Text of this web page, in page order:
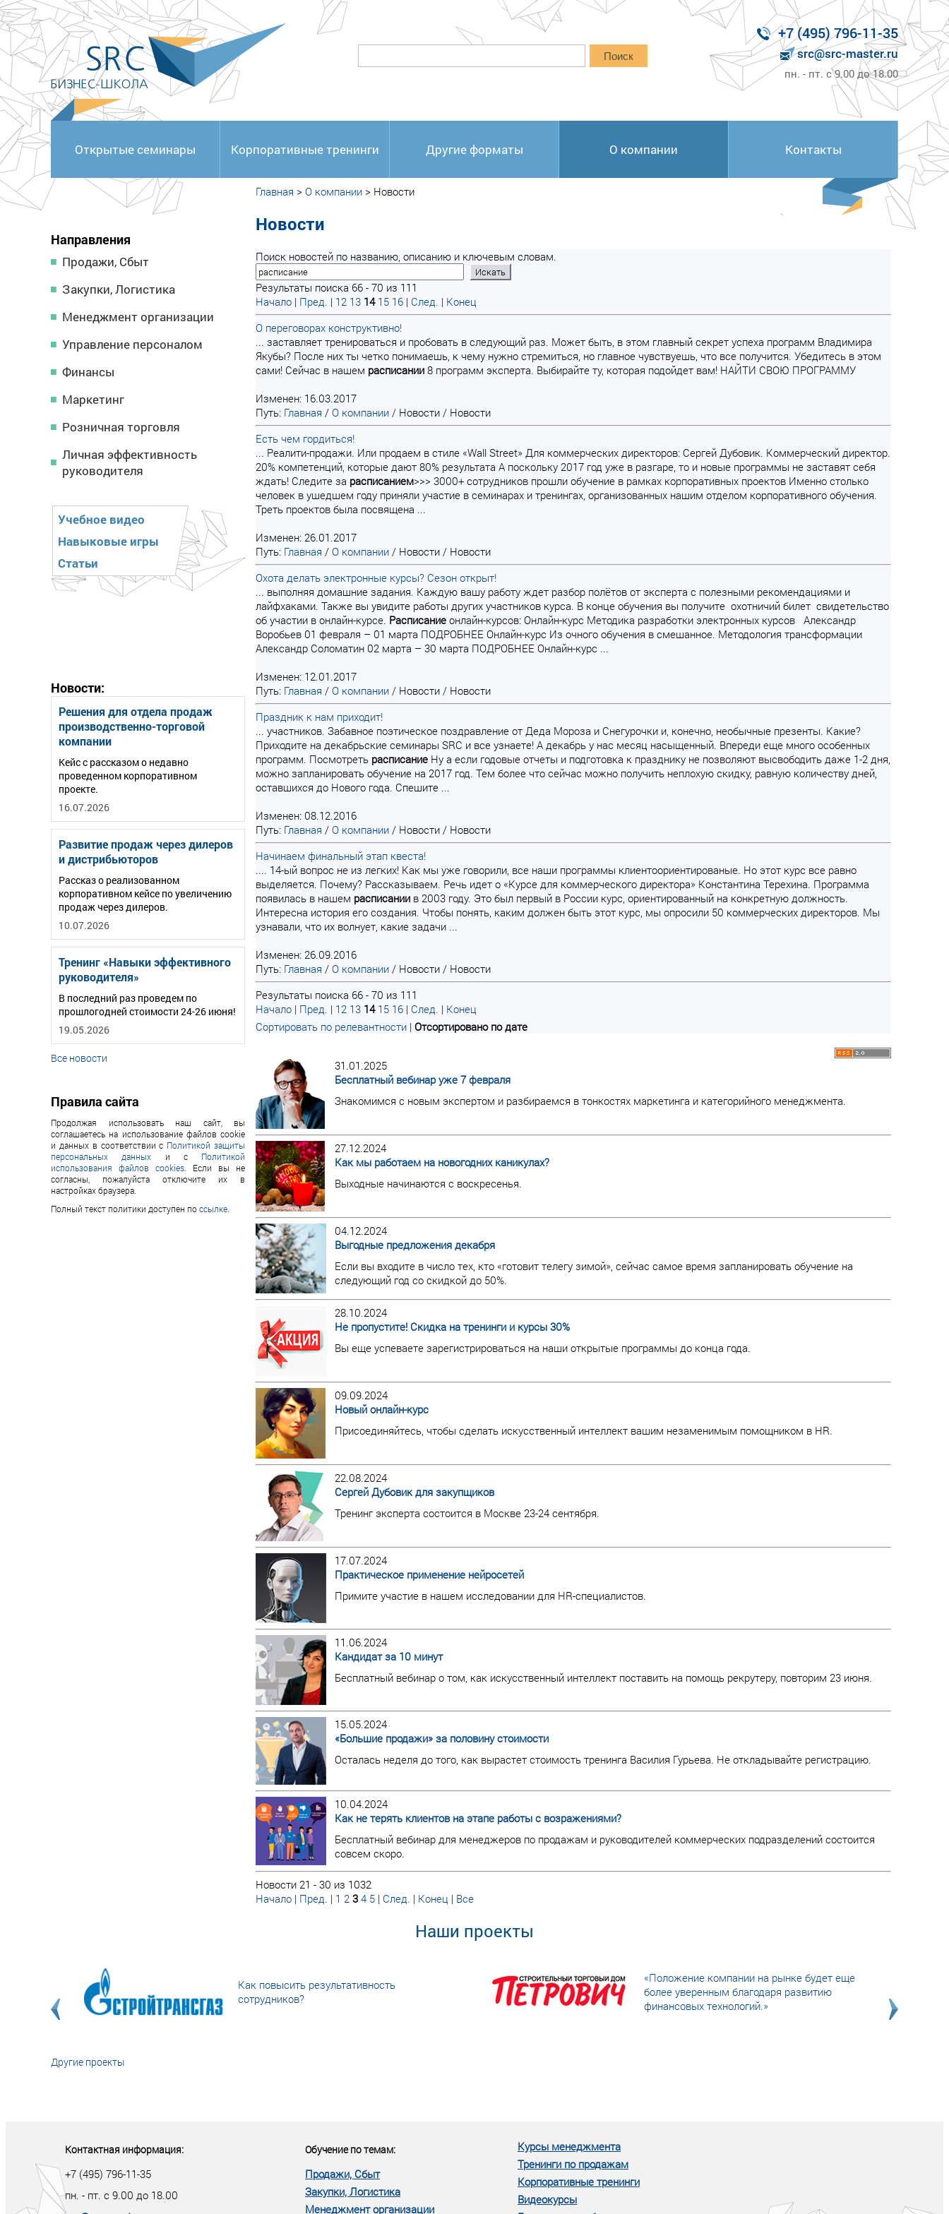
<
Поиск
+7 (495) 796-11-35
src@src-master.ru
пн. - пт. с 9.00 до 18.00
Открытые семинары Корпоративные тренинги Другие форматы О компании Контакты
Направления
Продажи, Сбыт
Закупки, Логистика
Менеджмент организации
Управление персоналом
Финансы
Маркетинг
Розничная торговля
Личная эффективность
руководителя
Учебное видео
Навыковые игры
Статьи
Новости:
Решения для отдела продаж
производственно-торговой
компании
Кейс с рассказом о недавно
проведенном корпоративном
проекте.
16.07.2026
Развитие продаж через дилеров
и дистрибьюторов
Рассказ о реализованном
корпоративном кейсе по увеличению
продаж через дилеров.
10.07.2026
Тренинг «Навыки эффективного
руководителя»
В последний раз проведем по
прошлогодней стоимости 24-26 июня!
19.05.2026
Все новости
Правила сайта
Продолжая использовать наш сайт, вы
соглашаетесь на использование файлов cookie
и данных в соответствии с Политикой защиты
персональных данных и с Политикой
использования файлов cookies . Если вы не
согласны, пожалуйста отключите их в
настройках браузера.
Полный текст политики доступен поссылке
Главная > О компании > Новости
Новости
Поиск новостей по названию, описанию и ключевым словам.
Результаты поиска 66 - 70 из 111
Начало | Пред. | 12 13 14 15 16 | След. | Конец
О переговорах конструктивно!
... заставляет тренироваться и пробовать в следующий раз. Может быть, в этом главный секрет успеха программ Владимира
Якубы? После них ты четко понимаешь, к чему нужно стремиться, но главное чувствуешь, что все получится. Убедитесь в этом
сами! Сейчас в нашем расписании 8 программ эксперта. Выбирайте ту, которая подойдет вам! НАЙТИ СВОЮ ПРОГРАММУ
Изменен: 16.03.2017
Путь: Главная / О компании / Новости / Новости
Есть чем гордиться!
... Реалити-продажи. Или продаем в стиле «Wall Street» Для коммерческих директоров: Сергей Дубовик. Коммерческий директор.
20% компетенций, которые дают 80% результата А поскольку 2017 год уже в разгаре, то и новые программы не заставят себя
ждать! Следите за расписанием>>> 3000+ сотрудников прошли обучение в рамках корпоративных проектов Именно столько
человек в ушедшем году приняли участие в семинарах и тренингах, организованных нашим отделом корпоративного обучения.
Треть проектов была посвящена ...
Изменен: 26.01.2017
Путь: Главная / О компании / Новости / Новости
Охота делать электронные курсы? Сезон открыт!
... выполняя домашние задания. Каждую вашу работу ждет разбор полётов от эксперта с полезными рекомендациями и
лайфхаками. Также вы увидите работы других участников курса. В конце обучения вы получите охотничий билет свидетельство
об участии в онлайн-курсе. Расписание онлайн-курсов: Онлайн-курс Методика разработки электронных курсов Александр
Воробьев 01 февраля – 01 марта ПОДРОБНЕЕ Онлайн-курс Из очного обучения в смешанное. Методология трансформации
Александр Соломатин 02 марта – 30 марта ПОДРОБНЕЕ Онлайн-курс ...
Изменен: 12.01.2017
Путь: Главная / О компании / Новости / Новости
Праздник к нам приходит!
... участников. Забавное поэтическое поздравление от Деда Мороза и Снегурочки и, конечно, необычные презенты. Какие?
Приходите на декабрьские семинары SRC и все узнаете! А декабрь у нас месяц насыщенный. Впереди еще много особенных
программ. Посмотреть расписание Ну а если годовые отчеты и подготовка к празднику не позволяют высвободить даже 1-2 дня,
можно запланировать обучение на 2017 год. Тем более что сейчас можно получить неплохую скидку, равную количеству дней,
оставшихся до Нового года. Спешите ...
Изменен: 08.12.2016
Путь: Главная / О компании / Новости / Новости
Начинаем финальный этап квеста!
.... 14-ый вопрос не из легких! Как мы уже говорили, все наши программы клиентоориентированые. Но этот курс все равно
выделяется. Почему? Рассказываем. Речь идет о «Курсе для коммерческого директора» Константина Терехина. Программа
появилась в нашем расписании в 2003 году. Это был первый в России курс, ориентированный на конкретную должность.
Интересна история его создания. Чтобы понять, каким должен быть этот курс, мы опросили 50 коммерческих директоров. Мы
узнавали, что их волнует, какие задачи ...
Изменен: 26.09.2016
Путь: Главная / О компании / Новости / Новости
Результаты поиска 66 - 70 из 111
Начало | Пред. | 12 13 14 15 16 | След. | Конец
Сортировать по релевантности | Отсортировано по дате
31.01.2025
Бесплатный вебинар уже 7 февраля
Знакомимся с новым экспертом и разбираемся в тонкостях маркетинга и категорийного менеджмента.
27.12.2024
Как мы работаем на новогодних каникулах?
Выходные начинаются с воскресенья.
04.12.2024
Выгодные предложения декабря
Если вы входите в число тех, кто «готовит телегу зимой», сейчас самое время запланировать обучение на
следующий год со скидкой до 50%.
28.10.2024
Не пропустите! Скидка на тренинги и курсы 30%
Вы еще успеваете зарегистрироваться на наши открытые программы до конца года.
09.09.2024
Новый онлайн-курс
Присоединяйтесь, чтобы сделать искусственный интеллект вашим незаменимым помощником в HR.
22.08.2024
Сергей Дубовик для закупщиков
Тренинг эксперта состоится в Москве 23-24 сентября.
17.07.2024
Практическое применение нейросетей
Примите участие в нашем исследовании для HR-специалистов.
11.06.2024
Кандидат за 10 минут
Бесплатный вебинар о том, как искусственный интеллект поставить на помощь рекрутеру, повторим 23 июня.
15.05.2024
«Большие продажи» за половину стоимости
Осталась неделя до того, как вырастет стоимость тренинга Василия Гурьева. Не откладывайте регистрацию.
10.04.2024
Как не терять клиентов на этапе работы с возражениями?
Бесплатный вебинар для менеджеров по продажам и руководителей коммерческих подразделений состоится
совсем скоро.
Новости 21 - 30 из 1032
Начало | Пред. | 1 2 3 4 5 | След. | Конец | Все
Наши проекты
Как повысить результативность
сотрудников?
«Положение компании на рынке будет еще
более уверенным благодаря развитию
финансовых технологий.»
Другие проекты
Контактная информация:
+7 (495) 796-11-35
пн. - пт. с 9.00 до 18.00
Обучение по темам:
Продажи, Сбыт
Закупки, Логистика
Менеджмент организации
Курсы менеджмента
Тренинги по продажам
Корпоративные тренинги
Видеокурсы